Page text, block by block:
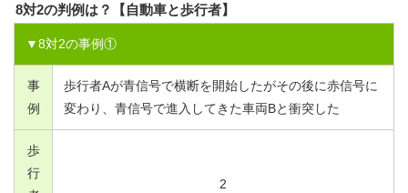
8対2の判例は？【自動車と歩行者】
▼8対2の事例①
事
例
歩行者Aが青信号で横断を開始したがその後に赤信号に
変わり、青信号で進入してきた車両Bと衝突した
歩
行
2